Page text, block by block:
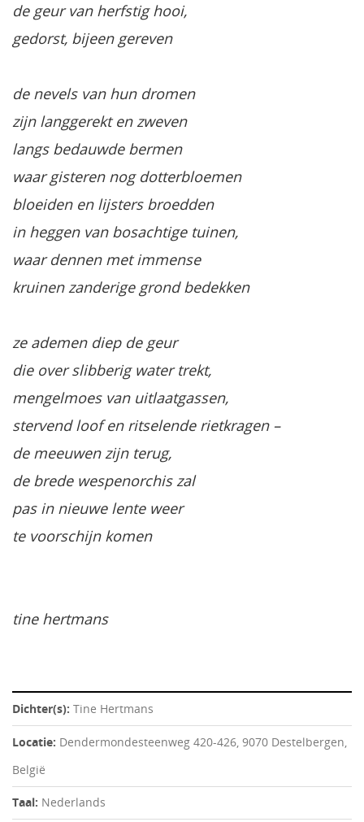
de geur van herfstig hooi,
gedorst, bijeen gereven
de nevels van hun dromen
zijn langgerekt en zweven
langs bedauwde bermen
waar gisteren nog dotterbloemen
bloeiden en lijsters broedden
in heggen van bosachtige tuinen,
waar dennen met immense
kruinen zanderige grond bedekken
ze ademen diep de geur
die over slibberig water trekt,
mengelmoes van uitlaatgassen,
stervend loof en ritselende rietkragen –
de meeuwen zijn terug,
de brede wespenorchis zal
pas in nieuwe lente weer
te voorschijn komen
tine hertmans
Dichter(s): Tine Hertmans
Locatie: Dendermondesteenweg 420-426, 9070 Destelbergen,
België
Taal: Nederlands